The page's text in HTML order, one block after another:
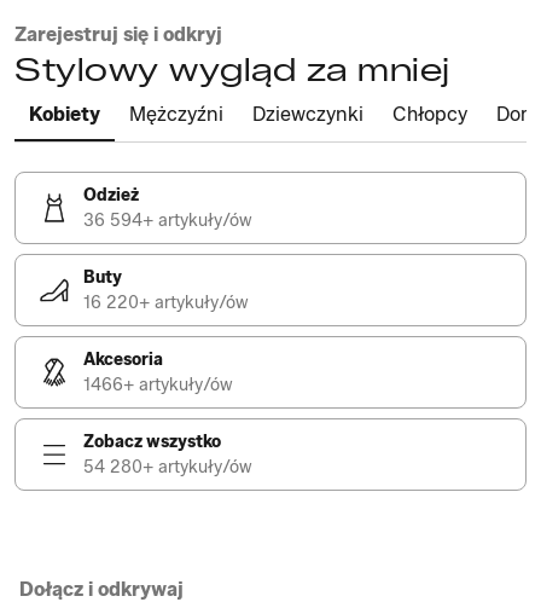
Zarejestruj się i odkryj
Stylowy wygląd za mniej
Kobiety Mężczyźni Dziewczynki Chłopcy Dom
Odzież
36 594+ artykuły/ów
Buty
16 220+ artykuły/ów
Akcesoria
1466+ artykuły/ów
Zobacz wszystko
54 280+ artykuły/ów
Dołącz i odkrywaj